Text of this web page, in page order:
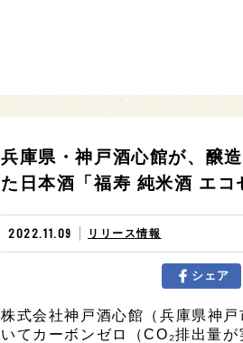
兵庫県・神戸酒心館が、醸
た日本酒「福寿 純米酒 エ
2022.11.09 リリース情報
シェア
株式会社神戸酒心館（兵庫県神
いてカーボンゼロ（CO₂排出量